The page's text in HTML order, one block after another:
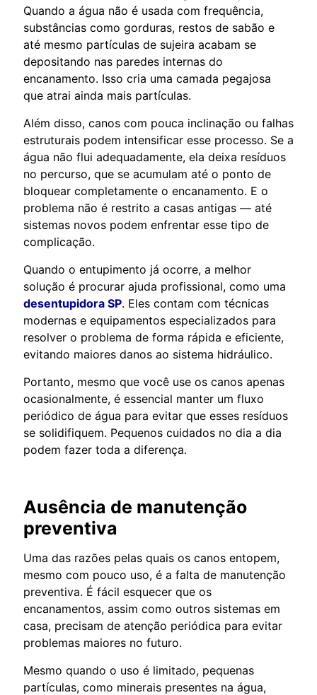
Quando a água não é usada com frequência,
substâncias como gorduras, restos de sabão e
até mesmo partículas de sujeira acabam se
depositando nas paredes internas do
encanamento. Isso cria uma camada pegajosa
que atrai ainda mais partículas.
Além disso, canos com pouca inclinação ou falhas
estruturais podem intensificar esse processo. Se a
água não flui adequadamente, ela deixa resíduos
no percurso, que se acumulam até o ponto de
bloquear completamente o encanamento. E o
problema não é restrito a casas antigas — até
sistemas novos podem enfrentar esse tipo de
complicação.
Quando o entupimento já ocorre, a melhor
solução é procurar ajuda profissional, como uma
desentupidora SP. Eles contam com técnicas
modernas e equipamentos especializados para
resolver o problema de forma rápida e eficiente,
evitando maiores danos ao sistema hidráulico.
Portanto, mesmo que você use os canos apenas
ocasionalmente, é essencial manter um fluxo
periódico de água para evitar que esses resíduos
se solidifiquem. Pequenos cuidados no dia a dia
podem fazer toda a diferença.
Ausência de manutenção
preventiva
Uma das razões pelas quais os canos entopem,
mesmo com pouco uso, é a falta de manutenção
preventiva. É fácil esquecer que os
encanamentos, assim como outros sistemas em
casa, precisam de atenção periódica para evitar
problemas maiores no futuro.
Mesmo quando o uso é limitado, pequenas
partículas, como minerais presentes na água,